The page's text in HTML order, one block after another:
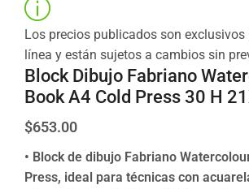
Los precios publicados son exclusivos
línea y están sujetos a cambios sin
Block Dibujo Fabriano
Book A4 Cold Press 30 H
$653.00
• Block de dibujo Fabriano
Press, ideal para técnicas con